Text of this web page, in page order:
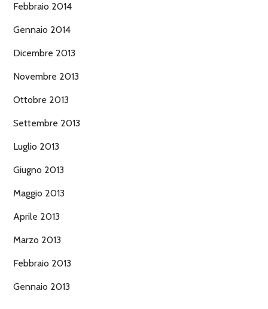
Febbraio 2014
Gennaio 2014
Dicembre 2013
Novembre 2013
Ottobre 2013
Settembre 2013
Luglio 2013
Giugno 2013
Maggio 2013
Aprile 2013
Marzo 2013
Febbraio 2013
Gennaio 2013